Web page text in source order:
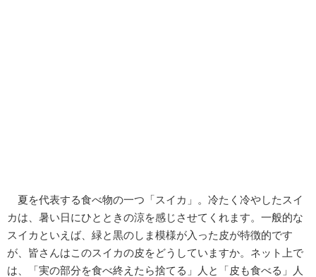
夏を代表する食べ物の一つ「スイカ」。冷たく冷やしたスイ
カは、暑い日にひとときの涼を感じさせてくれます。一般的な
スイカといえば、緑と黒のしま模様が入った皮が特徴的です
が、皆さんはこのスイカの皮をどうしていますか。ネット上で
は、「実の部分を食べ終えたら捨てる」人と「皮も食べる」人